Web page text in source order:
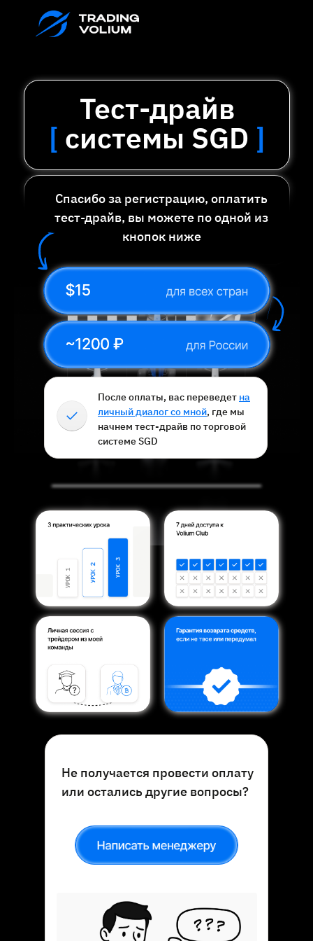
Тест-драйв
[ системы SGD ]
Спасибо за регистрацию, оплатить
тест-драйв, вы можете по одной из
кнопок ниже
После оплаты, вас переведет на
личный диалог со мной, где мы
начнем тест-драйв по торговой
системе SGD
Не получается провести оплату
или остались другие вопросы?